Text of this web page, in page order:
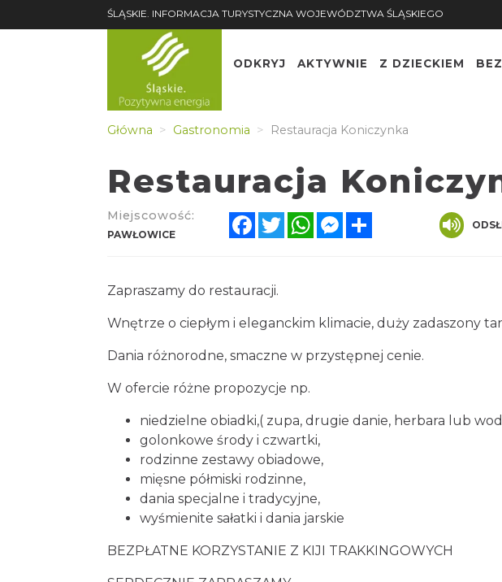
ŚLĄSKIE. INFORMACJA TURYSTYCZNA WOJEWÓDZTWA ŚLĄSKIEGO
ODKRYJ AKTYWNIE Z DZIECKIEM
Główna Gastronomia Restauracja Koniczynka
Restauracja
Miejscowość:
PAWŁOWICE
FacebookTwitterWhatsAppMessenger
Zapraszamy do restauracji.
Wnętrze o ciepłym i eleganckim klimacie, duży zadaszony
Dania różnorodne, smaczne w przystępnej cenie.
W ofercie różne propozycje np.
niedzielne obiadki,( zupa, drugie danie, herbara lub
golonkowe środy i czwartki,
rodzinne zestawy obiadowe,
mięsne półmiski rodzinne,
dania specjalne i tradycyjne,
wyśmienite sałatki i dania jarskie
BEZPŁATNE KORZYSTANIE Z KIJI TRAKKINGOWYCH